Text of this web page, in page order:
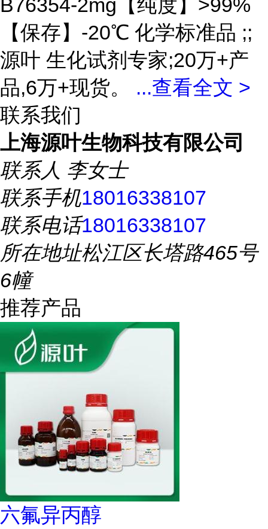
B76354-2mg【纯度】>99%
【保存】-20℃ 化学标准品 ;;
源叶 生化试剂专家;20万+产
品,6万+现货。 ...查看全文 >
联系我们
上海源叶生物科技有限公司
联系人 李女士
联系手机18016338107
联系电话18016338107
所在地址松江区长塔路465号
6幢
推荐产品
六氟异丙醇